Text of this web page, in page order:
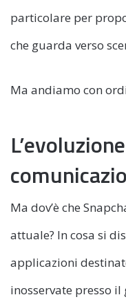
particolare per
che guarda verso
Ma andiamo con
Ma dov’è che
attuale? In cosa si
applicazioni
inosservate presso